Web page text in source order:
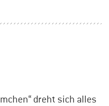
dreht sich alles